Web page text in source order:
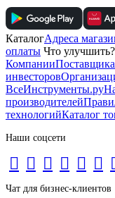
КаталогАдреса
оплаты Что улучшить?
Компании
инвесторов
ВсеИнструменты.ру
производителей
технологийКаталог
Наши соцсети
Чат для бизнес-клиентов